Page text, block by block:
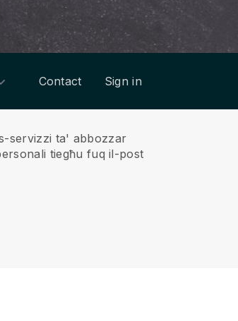
Contact Sign in
servizzi ta' abbozzar
tiegħu fuq il-post